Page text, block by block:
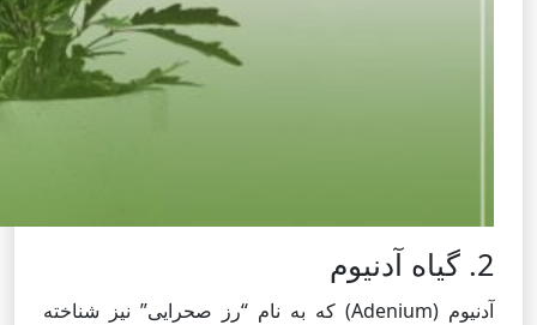
2. گیاه آدنیوم
آدنیوم (Adenium) که به نام “رز صحرایی” نیز شناخته